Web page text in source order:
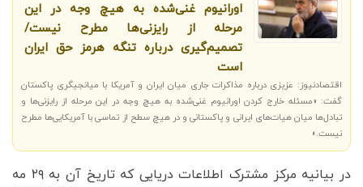
اورانیوم غنی‌شده به هیچ وجه در این
مرحله از رایزنی‌ها مطرح نیست/
تصمیم‌گیری درباره تنگه هرمز حق ایران
است
اقتصادنیوز: عزیزی درباره مذاکرات جاری میان ایران و آمریکا با میانجیگری پاکستان
گفت: «مسئله خارج کردن اورانیوم غنی‌شده به هیچ وجه در این مرحله از رایزنی‌ها و
تبادل‌ها میان هیات‌های ایرانی و پاکستانی و در هیچ سطح از تماسی با آمریکایی‌ها مطرح
نیست.»
در بیانیه مرکز مشترک اطلاعات دریایی که تاریخ آن به ۲۹ مه